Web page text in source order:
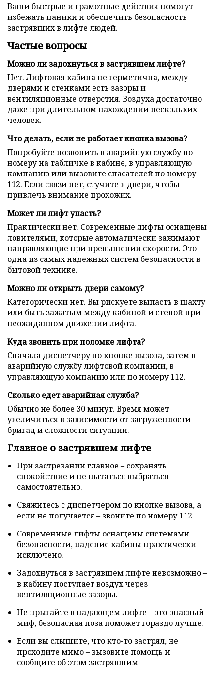
Ваши быстрые и грамотные действия помогут
избежать паники и обеспечить безопасность
застрявших в лифте людей.
Частые вопросы
Можно ли задохнуться в застрявшем лифте?
Нет. Лифтовая кабина не герметична, между
дверями и стенками есть зазоры и
вентиляционные отверстия. Воздуха достаточно
даже при длительном нахождении нескольких
человек.
Что делать, если не работает кнопка вызова?
Попробуйте позвонить в аварийную службу по
номеру на табличке в кабине, в управляющую
компанию или вызовите спасателей по номеру
112. Если связи нет, стучите в двери, чтобы
привлечь внимание прохожих.
Может ли лифт упасть?
Практически нет. Современные лифты оснащены
ловителями, которые автоматически зажимают
направляющие при превышении скорости. Это
одна из самых надежных систем безопасности в
бытовой технике.
Можно ли открыть двери самому?
Категорически нет. Вы рискуете выпасть в шахту
или быть зажатым между кабиной и стеной при
неожиданном движении лифта.
Куда звонить при поломке лифта?
Сначала диспетчеру по кнопке вызова, затем в
аварийную службу лифтовой компании, в
управляющую компанию или по номеру 112.
Сколько едет аварийная служба?
Обычно не более 30 минут. Время может
увеличиться в зависимости от загруженности
бригад и сложности ситуации.
Главное о застрявшем лифте
При застревании главное – сохранять
спокойствие и не пытаться выбраться
самостоятельно.
Свяжитесь с диспетчером по кнопке вызова, а
если не получается – звоните по номеру 112.
Современные лифты оснащены системами
безопасности, падение кабины практически
исключено.
Задохнуться в застрявшем лифте невозможно –
в кабину поступает воздух через
вентиляционные зазоры.
Не прыгайте в падающем лифте – это опасный
миф, безопасная поза поможет гораздо лучше.
Если вы слышите, что кто-то застрял, не
проходите мимо – вызовите помощь и
сообщите об этом застрявшим.